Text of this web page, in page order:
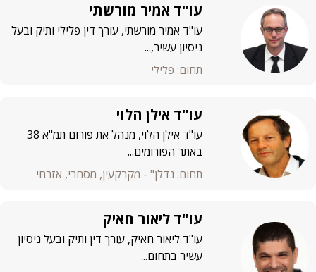
עו"ד אמיר מורשתי
עו"ד אמיר מורשתי, עורך דין פלילי ותיק ובעל
ניסיון עשיר,...
תחום: פלילי
עו"ד אילן הלוי
עו"ד אילן הלוי, מנהל את פורום תמ"א 38
באתר הפורומים...
תחום: נדלן" - מקרקעין, מסחרי, אזרחי
עו"ד ליאור חאיק
עו"ד ליאור חאיק, עורך דין ותיק ובעל ניסיון
עשיר בתחום...